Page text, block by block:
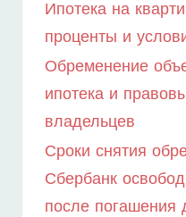
Ипотека на
проценты и
Обременение
ипотека и
владельцев
Сроки снятия
Сбербанк
после погашения